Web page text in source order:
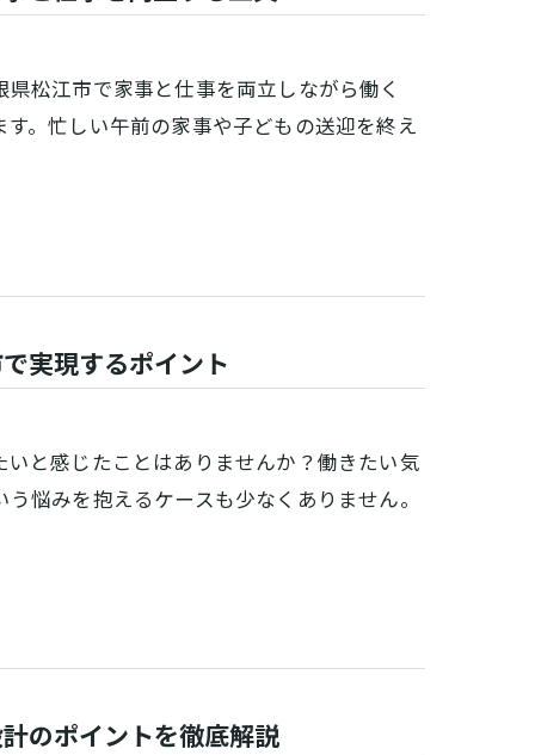
松江市で家事と仕事を両立しながら働く
。忙しい午前の家事や子どもの送迎を終え
実現するポイント
と感じたことはありませんか？働きたい気
悩みを抱えるケースも少なくありません。
のポイントを徹底解説